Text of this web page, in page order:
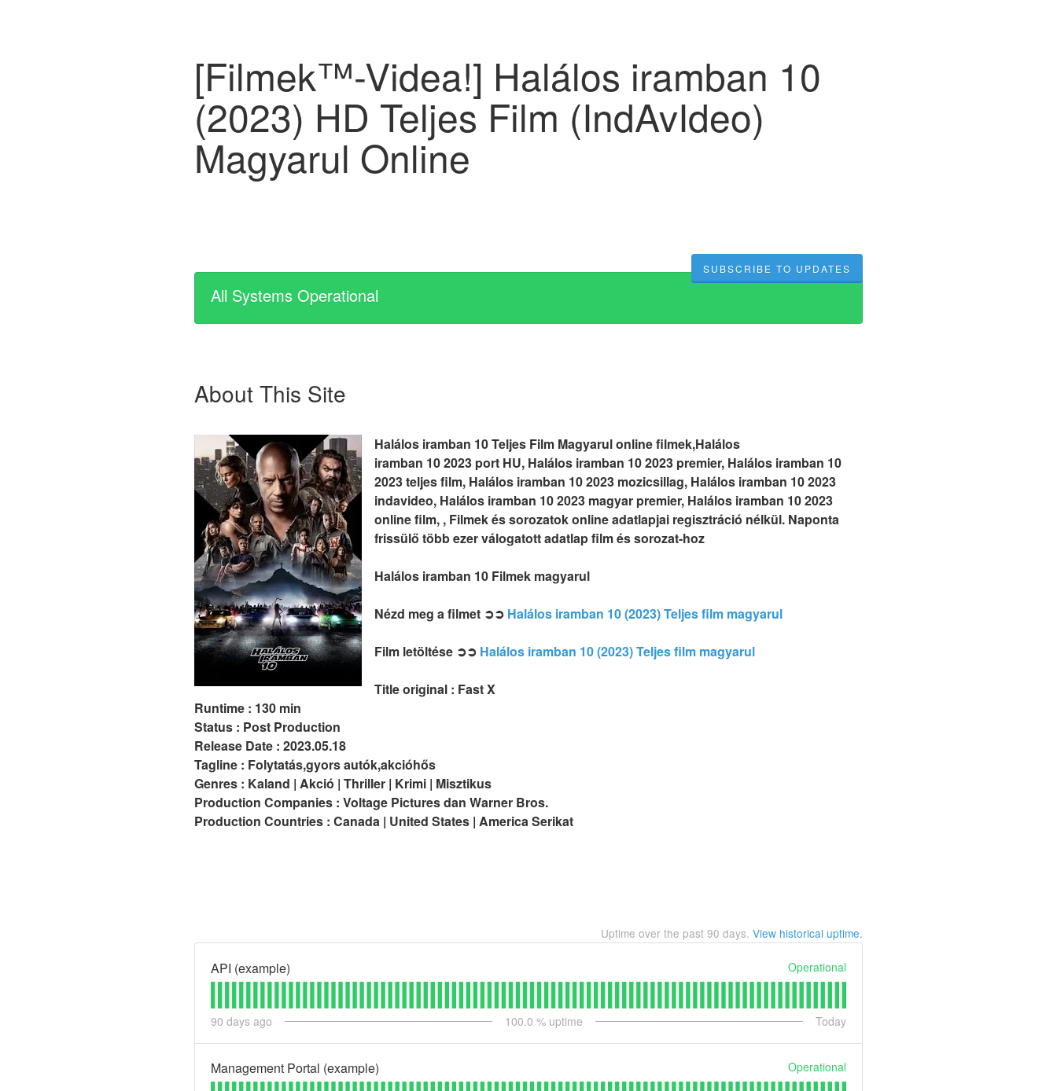
[Filmek™-Videa!] Halálos iramban 10
(2023) HD Teljes Film (IndAvIdeo)
Magyarul Online
SUBSCRIBE TO UPDATES
All Systems Operational
About This Site
Halálos iramban 10 Teljes Film Magyarul online filmek,Halálos
iramban 10 2023 port HU, Halálos iramban 10 2023 premier, Halálos iramban 10
2023 teljes film, Halálos iramban 10 2023 mozicsillag, Halálos iramban 10 2023
indavideo, Halálos iramban 10 2023 magyar premier, Halálos iramban 10 2023
online film, , Filmek és sorozatok online adatlapjai regisztráció nélkül. Naponta
frissülő több ezer válogatott adatlap film és sorozat-hoz
Halálos iramban 10 Filmek magyarul
Nézd meg a filmet ➲➲ Halálos iramban 10 (2023) Teljes film magyarul
Film letöltése ➲➲ Halálos iramban 10 (2023) Teljes film magyarul
Title original : Fast X
Runtime : 130 min
Status : Post Production
Release Date : 2023.05.18
Tagline : Folytatás,gyors autók,akcióhős
Genres : Kaland | Akció | Thriller | Krimi | Misztikus
Production Companies : Voltage Pictures dan Warner Bros.
Production Countries : Canada | United States | America Serikat
Uptime over the past 90 days. View historical uptime.
API (example) Operational
90 days ago 100.0 % uptime Today
Management Portal (example) Operational